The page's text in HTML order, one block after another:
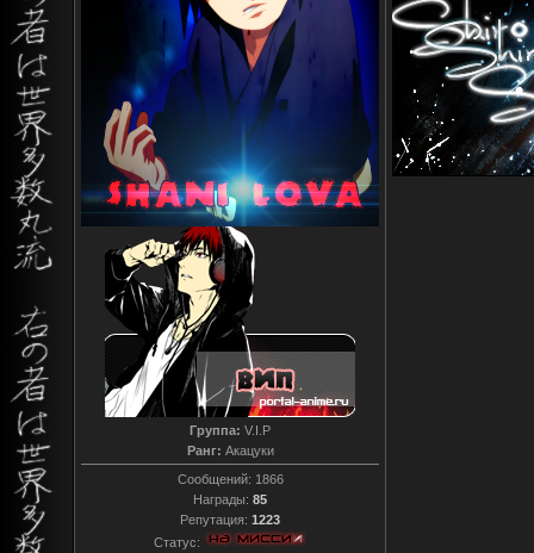
Группа: V.I.P
Ранг: Акацуки
Сообщений: 1866
Награды: 85
Репутация: 1223
Статус: